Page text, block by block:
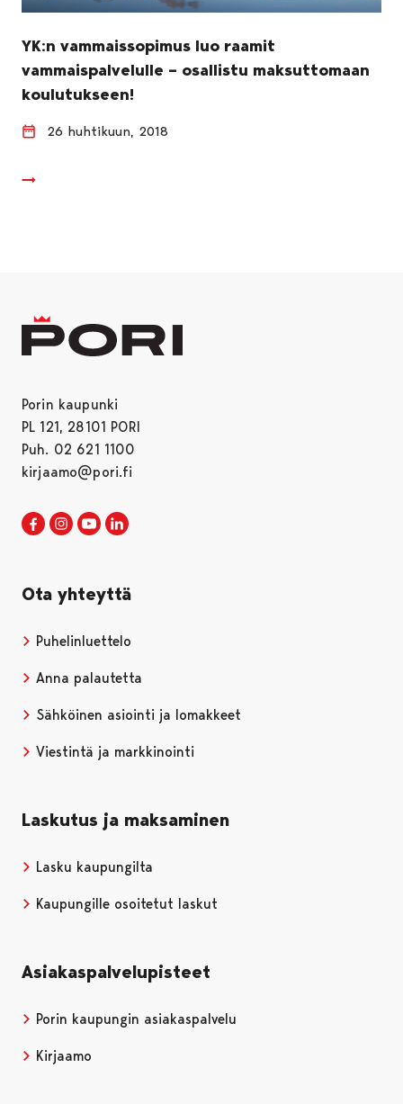
YK:n vammaissopimus luo raamit
vammaispalvelulle – osallistu maksuttomaan
koulutukseen!
26 huhtikuun, 2018
Porin kaupunki
PL 121, 28101 PORI
Puh. 02 621 1100
kirjaamo@pori.fi
Porin kaupunki Facebookissa
Avautuu uudessa välilehdessä
Porin kaupunki Instagramissa
Avautuu uudessa välilehdessä
Porin kaupunki Youtubessa
Avautuu uudessa välilehdessä
Ota yhteyttä
Puhelinluettelo
Anna palautetta
Sähköinen asiointi ja lomakkeet
Viestintä ja markkinointi
Laskutus ja maksaminen
Lasku kaupungilta
Kaupungille osoitetut laskut
Asiakaspalvelupisteet
Porin kaupungin asiakaspalvelu
Kirjaamo